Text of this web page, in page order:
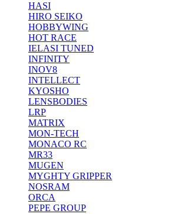
HASI
HIRO SEIKO
HOBBYWING
HOT RACE
IELASI TUNED
INFINITY
INOV8
INTELLECT
KYOSHO
LENSBODIES
LRP
MATRIX
MON-TECH
MONACO RC
MR33
MUGEN
MYGHTY GRIPPER
NOSRAM
ORCA
PEPE GROUP